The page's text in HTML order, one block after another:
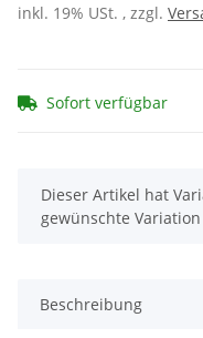
inkl. 19% USt. , zzgl.
Sofort verfügbar
x
Dieser Artikel hat
gewünschte
Beschreibung